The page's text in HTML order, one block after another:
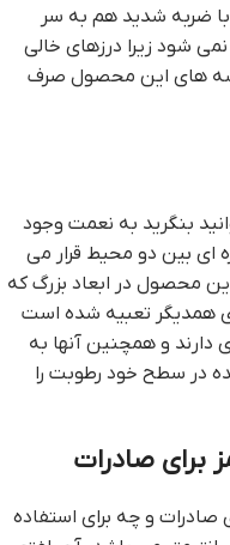
ضربه شدید هم به سر
شود زیرا درزهای خالی
های این محصول صرف
بنگرید به نعمت وجود
ای بین دو محیط قرار می
محصول در ابعاد بزرگ که
همدیگر تعبیه شده است
و همچنین آنها به
در سطح خود رطوبت را
برای صادرات
صادرات و چه برای استفاده